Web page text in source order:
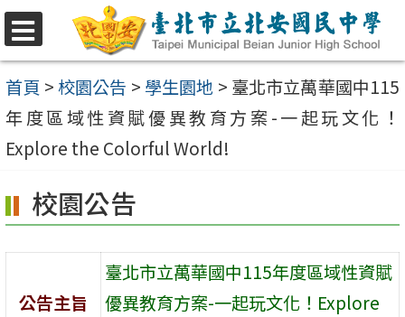
選
單
跳
至
主
要
內
區
首頁 >校園公告 > 學生園地 > 臺北市立萬華國中115
年度區域性資賦優異教育方案-一起玩文化！
Explore the Colorful World!
校園公告
公告主旨
臺北市立萬華國中115年度區域性資賦
優異教育方案-一起玩文化！Explore